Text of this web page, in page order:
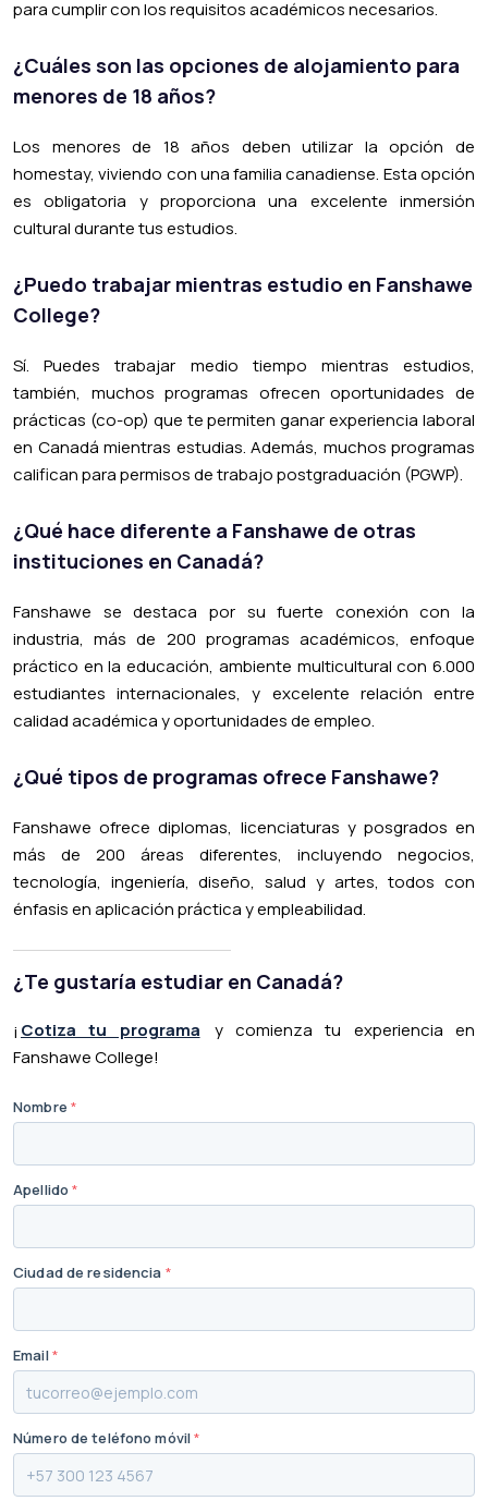
para cumplir con los requisitos académicos necesarios.
¿Cuáles son las opciones de alojamiento para
menores de 18 años?
Los menores de 18 años deben utilizar la opción de
homestay, viviendo con una familia canadiense. Esta opción
es obligatoria y proporciona una excelente inmersión
cultural durante tus estudios.
¿Puedo trabajar mientras estudio en Fanshawe
College?
Sí. Puedes trabajar medio tiempo mientras estudios,
también, muchos programas ofrecen oportunidades de
prácticas (co-op) que te permiten ganar experiencia laboral
en Canadá mientras estudias. Además, muchos programas
califican para permisos de trabajo postgraduación (PGWP).
¿Qué hace diferente a Fanshawe de otras
instituciones en Canadá?
Fanshawe se destaca por su fuerte conexión con la
industria, más de 200 programas académicos, enfoque
práctico en la educación, ambiente multicultural con 6.000
estudiantes internacionales, y excelente relación entre
calidad académica y oportunidades de empleo.
¿Qué tipos de programas ofrece Fanshawe?
Fanshawe ofrece diplomas, licenciaturas y posgrados en
más de 200 áreas diferentes, incluyendo negocios,
tecnología, ingeniería, diseño, salud y artes, todos con
énfasis en aplicación práctica y empleabilidad.
¿Te gustaría estudiar en Canadá?
¡ Cotiza tu programa
y comienza tu experiencia en
Fanshawe College!
Nombre *
Apellido *
Ciudad de residencia *
Email*
Número de teléfono móvil*